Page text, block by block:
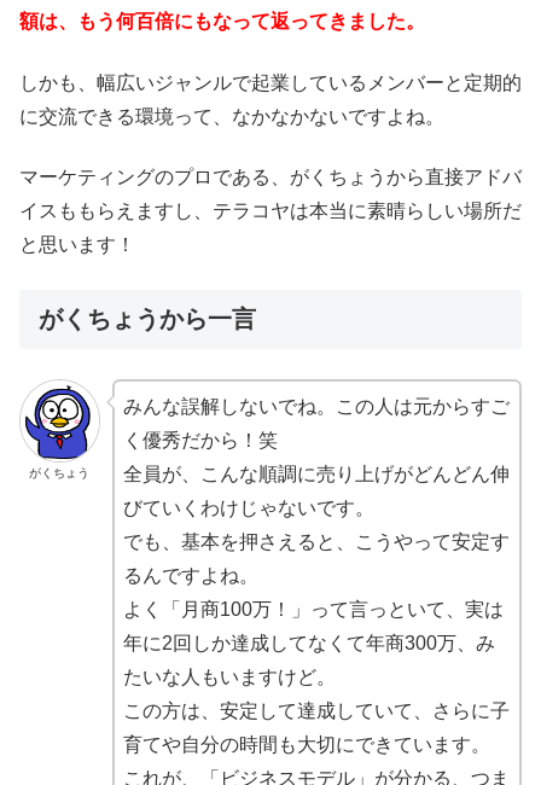
額は、もう何百倍にもなって返ってきました。
しかも、幅広いジャンルで起業しているメンバーと定期的
に交流できる環境って、なかなかないですよね。
マーケティングのプロである、がくちょうから直接アドバ
イスももらえますし、テラコヤは本当に素晴らしい場所だ
と思います！
がくちょうから一言
がくちょう
みんな誤解しないでね。この人は元からすご
く優秀だから！笑
全員が、こんな順調に売り上げがどんどん伸
びていくわけじゃないです。
でも、基本を押さえると、こうやって安定す
るんですよね。
よく「月商100万！」って言っといて、実は
年に2回しか達成してなくて年商300万、み
たいな人もいますけど。
この方は、安定して達成していて、さらに子
育てや自分の時間も大切にできています。
これが、「ビジネスモデル」が分かる、つま